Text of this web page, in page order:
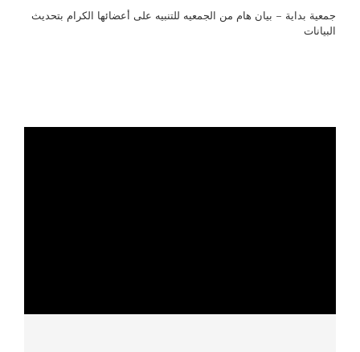
جمعية بداية – بيان هام من الجمعيه للتنبيه على أعضائها الكرام بتحديث
البيانات